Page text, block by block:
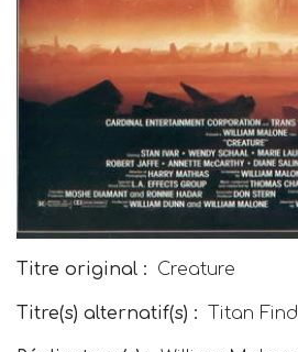
Titre original : Creature
Titre(s) alternatif(s) : Titan Find